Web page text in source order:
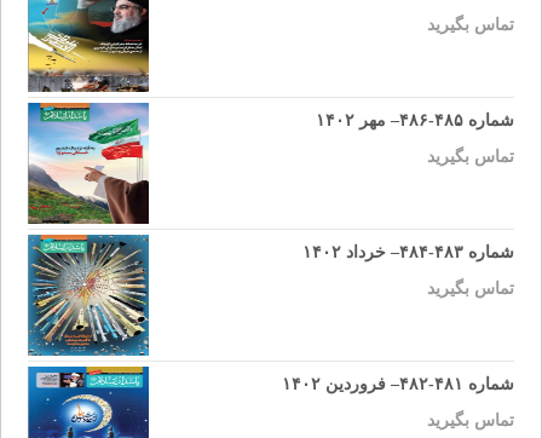
تماس بگیرید
شماره ۴۸۵-۴۸۶– مهر ۱۴۰۲
تماس بگیرید
شماره ۴۸۳-۴۸۴– خرداد ۱۴۰۲
تماس بگیرید
شماره ۴۸۱-۴۸۲– فروردین ۱۴۰۲
تماس بگیرید